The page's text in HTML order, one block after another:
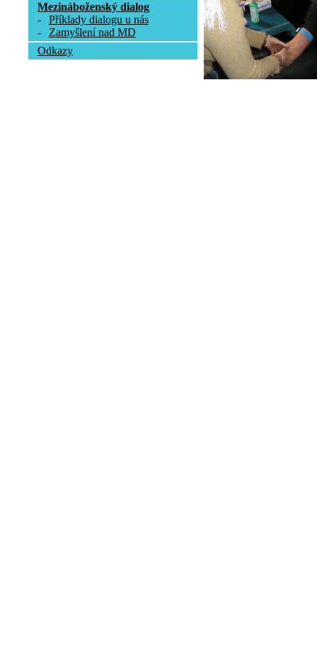
Mezináboženský dialog
-
Příklady dialogu u nás
-
Zamyšlení nad MD
Odkazy